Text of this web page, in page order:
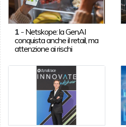
1- Netskope: la GenAI
conquista anche il retail, ma
attenzione ai rischi